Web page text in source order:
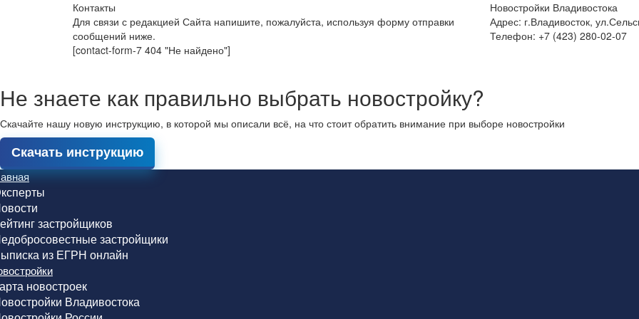
Контакты
Для связи с редакцией Сайта напишите, пожалуйста, используя форму отправки
сообщений ниже.
[contact-form-7 404 "Не найдено"]
Новостройки Владивостока
Адрес: г.Владивосток,
Телефон: +7 (423) 280-02-07
Не знаете как правильно выбрать новостройку?
Скачайте нашу новую инструкцию, в которой мы описали всё, на что стоит обратить внимание при выборе новостройки
Скачать инструкцию
застройщиков
застройщики
из ЕГРН онлайн
новостроек
Владивостока